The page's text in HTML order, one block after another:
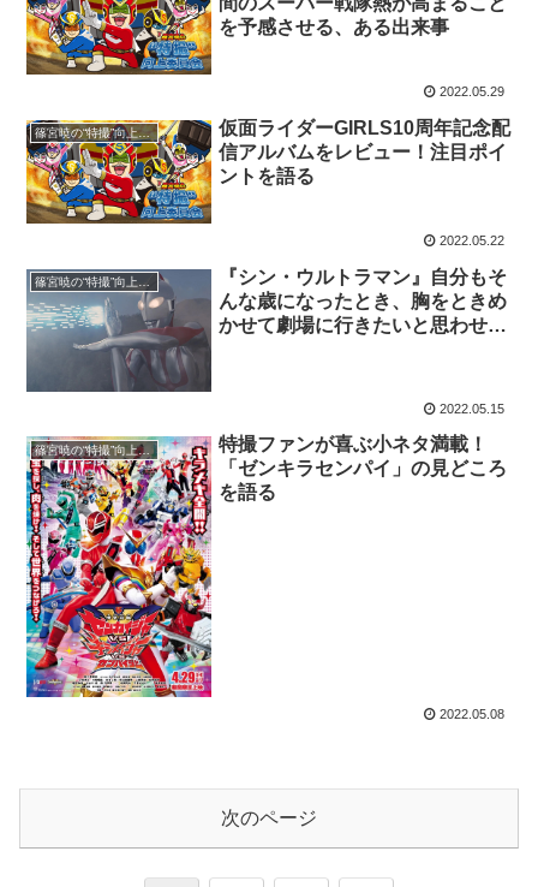
を予感させる、ある出来事
2022.05.29
篠宮暁の“特撮”向上委員会
仮面ライダーGIRLS10周年記念配
信アルバムをレビュー！注目ポイ
ントを語る
2022.05.22
『シン・ウルトラマン』自分もそ
んな歳になったとき、胸をときめ
かせて劇場に行きたいと思わせて
2022.05.15
篠宮暁の“特撮”向上委員会
特撮ファンが喜ぶ小ネタ満載！
「ゼンキラセンパイ」の見どころ
を語る
2022.05.08
次のページ